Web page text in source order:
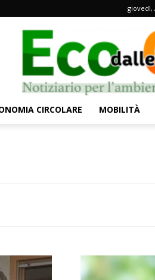
giovedì,
CIRCOLARE MOBILITÀ